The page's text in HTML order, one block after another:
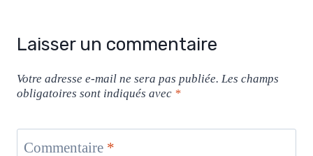
Laisser un commentaire
Votre adresse e-mail ne sera pas publiée. Les champs
obligatoires sont indiqués avec *
Commentaire *